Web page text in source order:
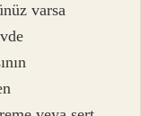
varsa